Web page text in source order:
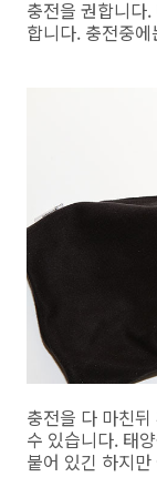
충전을 권합니다
합니다. 충전중
충전을 다 마친
수 있습니다. 태
붙어 있긴 하지